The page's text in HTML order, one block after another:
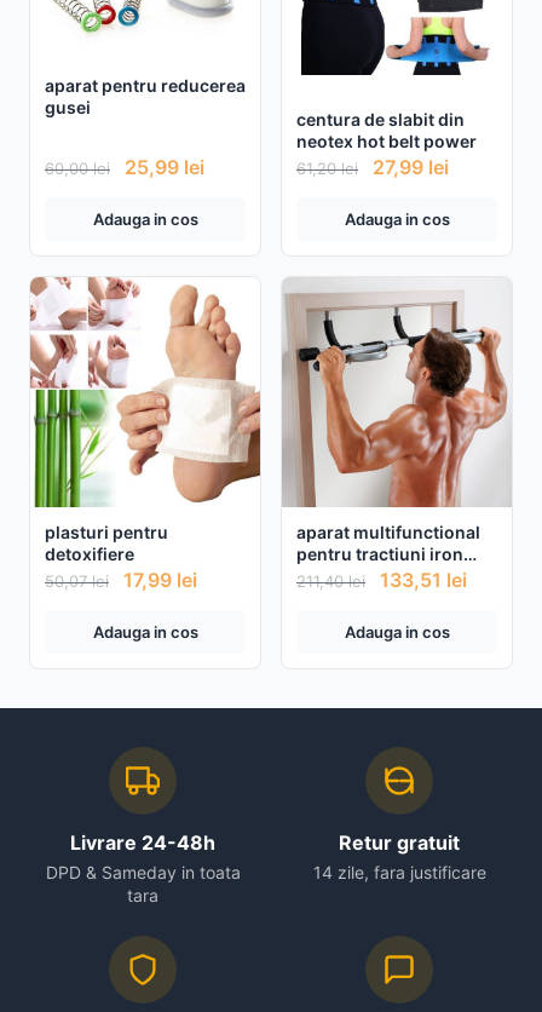
aparat pentru reducerea
gusei
60,00lei 25,99 lei
Adauga in cos
centura de slabit din
neotex hot belt power
61,20lei 27,99 lei
Adauga in cos
plasturi pentru
detoxifiere
50,07lei 17,99 lei
Adauga in cos
aparat multifunctional
pentru tractiuni iron
gym
211,40lei 133,51 lei
Adauga in cos
Livrare 24-48h
DPD & Sameday in toata
tara
Retur gratuit
14 zile, fara justificare